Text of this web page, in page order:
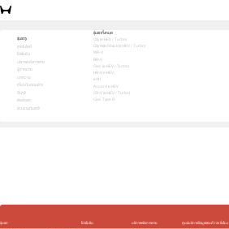
รุ่นรถ
เทคโนโลยี
โปรโมชัน
บริการหลังการขาย
ผู้จำหน่าย
บทความ
เกี่ยวกับฮอนด้า
อื่นๆ
ติดต่อเรา
ร่วมงานกับเรา
รุ่นรถทั้งหมด
City (e:HEV / Turbo)
City Hatchback (e:HEV / Turbo)
WR-V
BR-V
Civic (e:HEV / Turbo)
HR-V e:HEV
e:N1
Accord e:HEV
CR-V (e:HEV / Turbo)
Civic Type R
สัมผัสความสปอร์ต ด้วยตัวคุณเอง ทดลองขับเลย!
3 เลือกคันที่ใช่
รุ่นรถ
โปรโมชัน
บริการหลังการขาย
ศูนย์บริการข้อมูลฮอนด้า 24 ชั่วโมง